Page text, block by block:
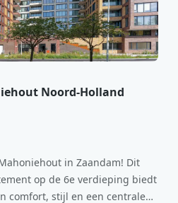
Noord-Holland
in Zaandam! Dit
op de 6e verdieping biedt
comfort, stijl en een centrale